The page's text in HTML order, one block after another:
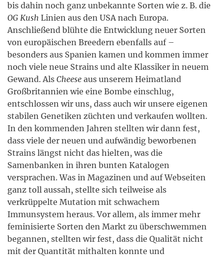
bis dahin noch ganz unbekannte Sorten wie z. B. die
OG Kush Linien aus den USA nach Europa.
Anschließend blühte die Entwicklung neuer Sorten
von europäischen Breedern ebenfalls auf –
besonders aus Spanien kamen und kommen immer
noch viele neue Strains und alte Klassiker in neuem
Gewand. Als Cheese aus unserem Heimatland
Großbritannien wie eine Bombe einschlug,
entschlossen wir uns, dass auch wir unsere eigenen
stabilen Genetiken züchten und verkaufen wollten.
In den kommenden Jahren stellten wir dann fest,
dass viele der neuen und aufwändig beworbenen
Strains längst nicht das hielten, was die
Samenbanken in ihren bunten Katalogen
versprachen. Was in Magazinen und auf Webseiten
ganz toll aussah, stellte sich teilweise als
verkrüppelte Mutation mit schwachem
Immunsystem heraus. Vor allem, als immer mehr
feminisierte Sorten den Markt zu überschwemmen
begannen, stellten wir fest, dass die Qualität nicht
mit der Quantität mithalten konnte und